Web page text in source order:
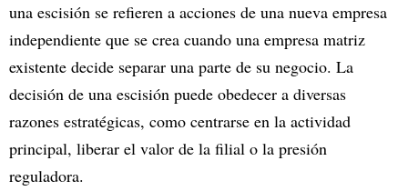
una escisión se refieren a acciones de una nueva empresa
independiente que se crea cuando una empresa matriz
existente decide separar una parte de su negocio. La
decisión de una escisión puede obedecer a diversas
razones estratégicas, como centrarse en la actividad
principal, liberar el valor de la filial o la presión
reguladora.